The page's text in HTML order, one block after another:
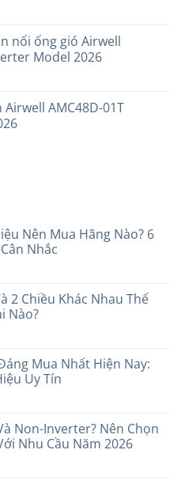
nối ống gió Airwell
Model 2026
AMC48D-01T
Nên Mua Hãng Nào? 6
Nhắc
Dưới
Nào?
2 Chiều Khác Nhau Thế
Nào?
Mua Nhất Hiện Nay:
Uy Tín
Non-Inverter? Nên Chọn
Nhu Cầu Năm 2026